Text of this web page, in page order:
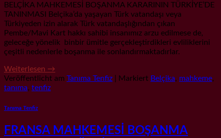
BELÇİKA MAHKEMESİ BOŞANMA KARARININ TÜRKİYE’DE
TANINMASI Belçika’da yaşayan Türk vatandaşı veya
Türkiyeden izin alarak Türk vatandaşlığından çıkan
Pembe/Mavi Kart hakkı sahibi insanımız arzu edilmese de,
geleceğe yönelik binbir ümitle gerçekleştirdikleri evliliklerini
çeşitli nedenlerle boşanma ile sonlandırmaktadırlar.
Weiterlesen →
Veröffentlicht am Tanıma Tenfiz Markiert Belçika, mahkeme,
tanıma, tenfiz
Tanıma Tenfiz
FRANSA MAHKEMESİ BOŞANMA